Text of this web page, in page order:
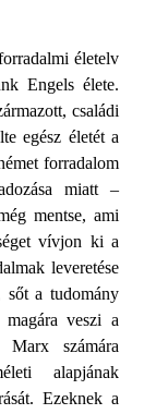
élet­elv
Engels élete.
családi
egész életét a
forradalom
miatt –
mentse, ami
vívjon ki a
leveretése
sőt a tudomány
veszi a
számára
alapjának
Ezeknek a